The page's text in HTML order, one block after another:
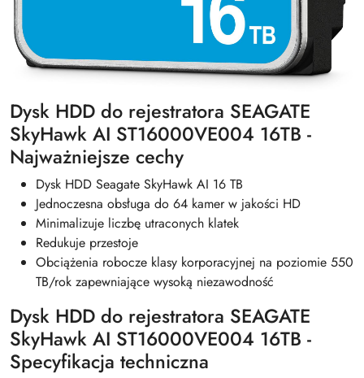
Dysk HDD do rejestratora SEAGATE
SkyHawk AI ST16000VE004 16TB -
Najważniejsze cechy
Dysk HDD Seagate SkyHawk AI 16 TB
Jednoczesna obsługa do 64 kamer w jakości HD
Minimalizuje liczbę utraconych klatek
Redukuje przestoje
Obciążenia robocze klasy korporacyjnej na poziomie 550
TB/rok zapewniające wysoką niezawodność
Dysk HDD do rejestratora SEAGATE
SkyHawk AI ST16000VE004 16TB -
Specyfikacja techniczna